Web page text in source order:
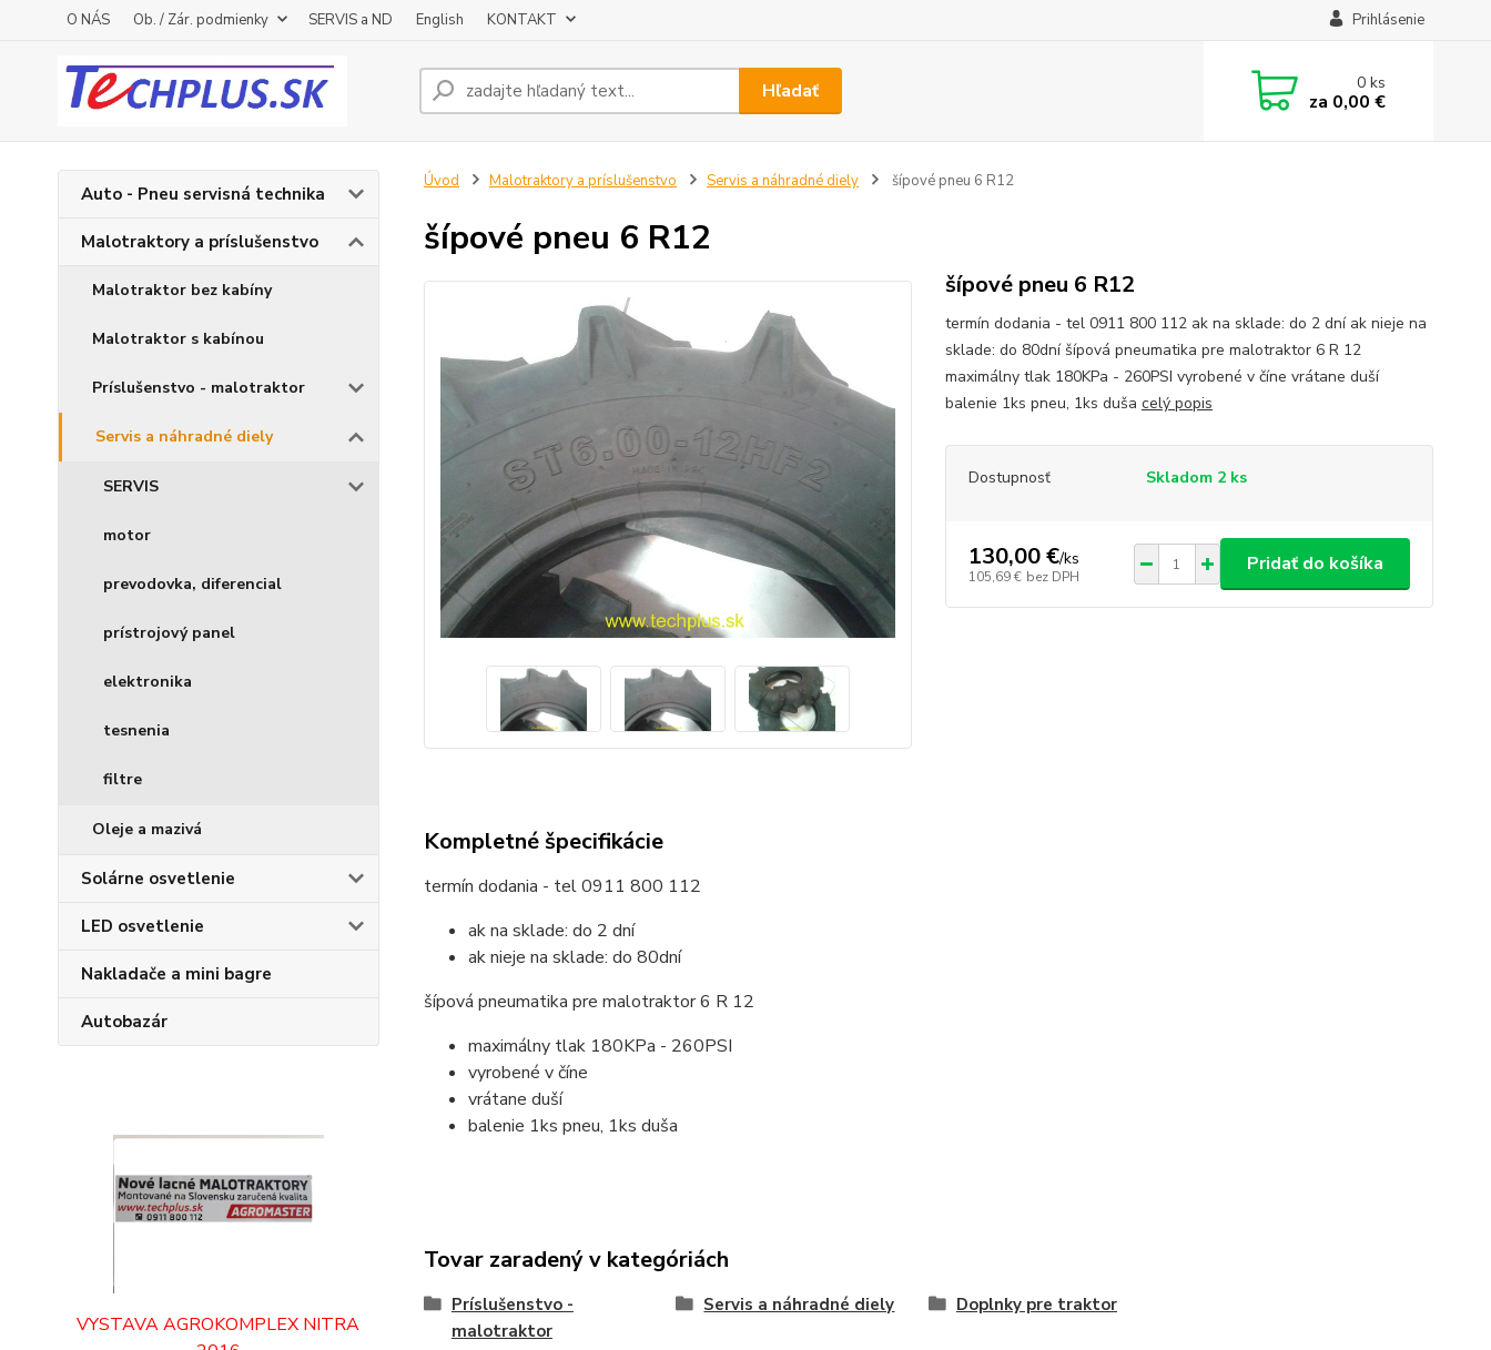
O NÁS Ob. / Zár. podmienky SERVIS a ND English KONTAKT Prihlásenie
Hľadať 0ks
za 0,00 €
Auto - Pneu servisná technika
Malotraktory a príslušenstvo
Malotraktor bez kabíny
Malotraktor s kabínou
Príslušenstvo - malotraktor
Servis a náhradné diely
SERVIS
motor
prevodovka, diferencial
prístrojový panel
elektronika
tesnenia
filtre
Oleje a mazivá
Solárne osvetlenie
LED osvetlenie
Nakladače a mini bagre
Autobazár
VYSTAVA AGROKOMPLEX NITRA
Úvod Malotraktory a príslušenstvo Servis a náhradné diely šípové pneu 6 R12
šípové pneu 6 R12
šípové pneu 6 R12
termín dodania - tel 0911 800 112 ak na sklade: do 2 dní ak nieje na
sklade: do 80dní šípová pneumatika pre malotraktor 6 R 12
maximálny tlak 180KPa - 260PSI vyrobené v číne vrátane duší
balenie 1ks pneu, 1ks duša celý popis
Dostupnosť Skladom 2 ks
130,00 €/ks
105,69 € bez DPH
Pridať do košíka
Kompletné špecifikácie
termín dodania - tel 0911 800 112
ak na sklade: do 2 dní
ak nieje na sklade: do 80dní
šípová pneumatika pre malotraktor 6 R 12
maximálny tlak 180KPa - 260PSI
vyrobené v číne
vrátane duší
balenie 1ks pneu, 1ks duša
Tovar zaradený v kategóriách
Príslušenstvo -
malotraktor
Servis a náhradné diely Doplnky pre traktor